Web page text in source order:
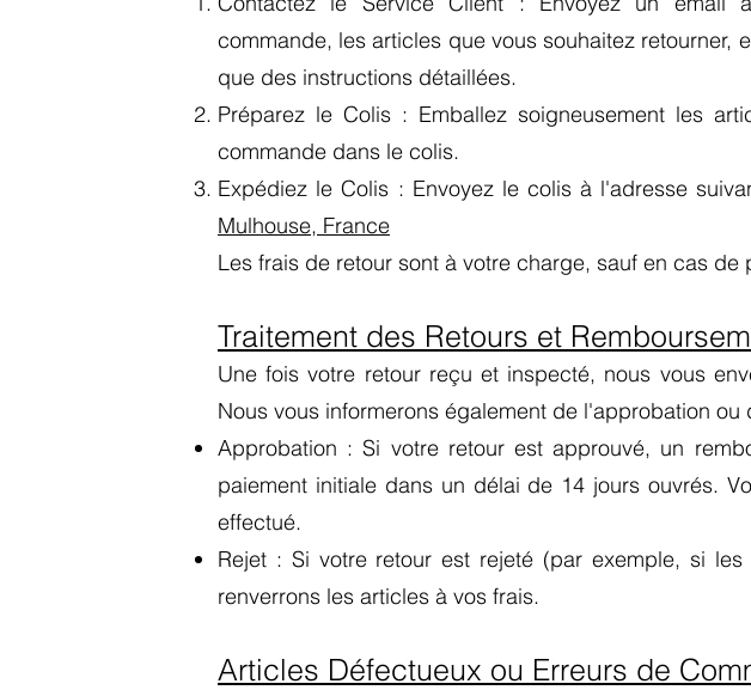
commande, les articles que vous souhaitez retourner,
que des instructions détaillées.
Préparez le Colis : Emballez soigneusement les
commande dans le colis.
Expédiez le Colis : Envoyez le colis à l'adresse
Mulhouse, France
Les frais de retour sont à votre charge, sauf en cas
Traitement des Retours et
Une fois votre retour reçu et inspecté, nous vous
Nous vous informerons également de l'approbation
Approbation : Si votre retour est approuvé, un
paiement initiale dans un délai de 14 jours ouvrés.
effectué.
Rejet : Si votre retour est rejeté (par exemple, si
renverrons les articles à vos frais.
Articles Défectueux ou Erreurs de